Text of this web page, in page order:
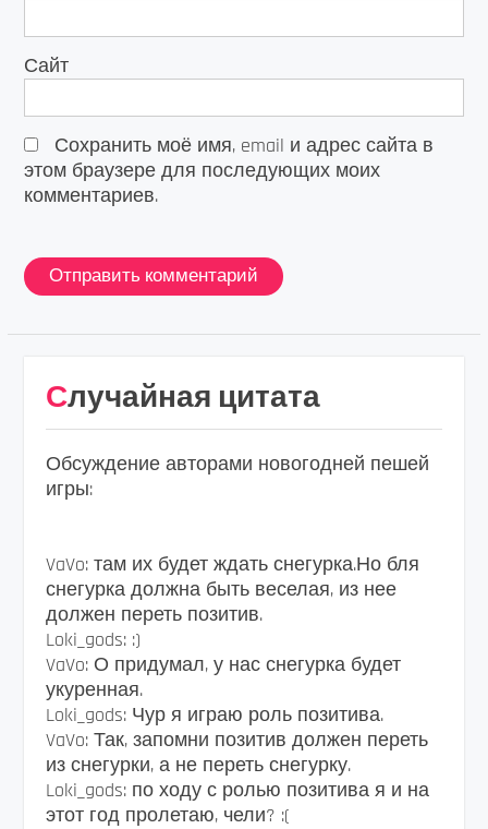
Сайт
Сохранить моё имя, email и адрес сайта в
этом браузере для последующих моих
комментариев.
Случайная цитата
Обсуждение авторами новогодней пешей
игры:
VaVo: там их будет ждать снегурка.Но бля
снегурка должна быть веселая, из нее
должен переть позитив.
Loki_gods: :)
VaVo: О придумал, у нас снегурка будет
укуренная.
Loki_gods: Чур я играю роль позитива.
VaVo: Так, запомни позитив должен переть
из снегурки, а не переть снегурку.
Loki_gods: по ходу с ролью позитива я и на
этот год пролетаю, чели? :(